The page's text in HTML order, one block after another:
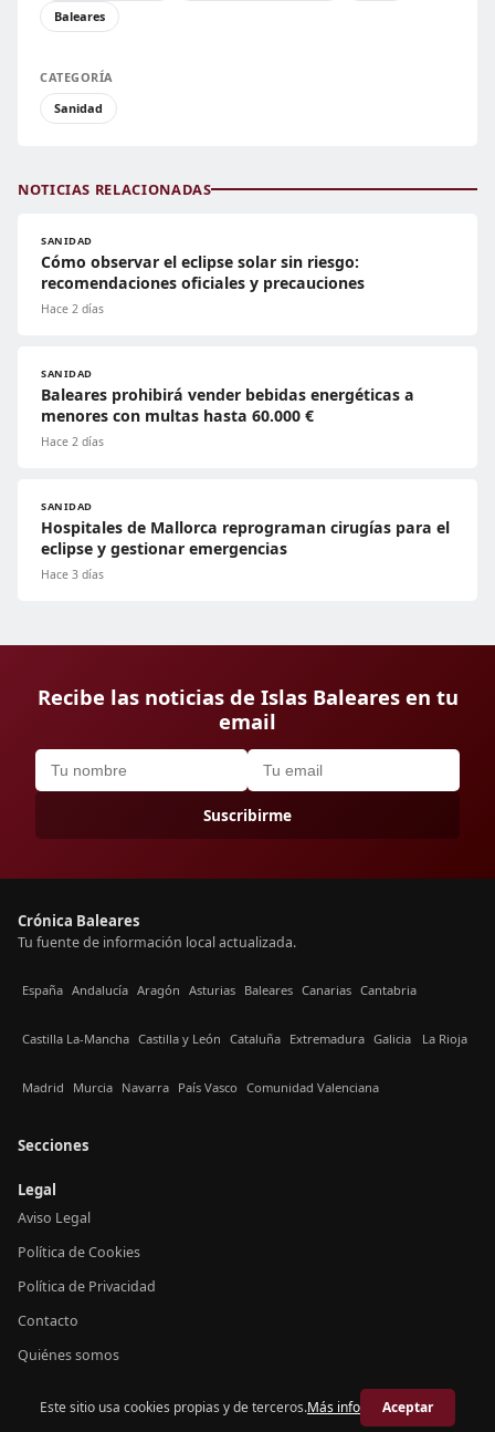
Baleares
CATEGORÍA
Sanidad
NOTICIAS RELACIONADAS
SANIDAD
Cómo observar el eclipse solar sin riesgo:
recomendaciones oficiales y precauciones
Hace 2 días
SANIDAD
Baleares prohibirá vender bebidas energéticas a
menores con multas hasta 60.000 €
Hace 2 días
SANIDAD
Hospitales de Mallorca reprograman cirugías para el
eclipse y gestionar emergencias
Hace 3 días
Recibe las noticias de Islas Baleares en tu
email
Suscribirme
Crónica Baleares
Tu fuente de información local actualizada.
España Andalucía Aragón Asturias Baleares Canarias Cantabria
Castilla La-Mancha Castilla y León Cataluña Extremadura Galicia La Rioja
Madrid Murcia Navarra País Vasco Comunidad Valenciana
Secciones
Legal
Aviso Legal
Política de Cookies
Política de Privacidad
Contacto
Quiénes somos
© 2026 Crónica Baleares
Este sitio usa cookies propias y de terceros.Más info Aceptar